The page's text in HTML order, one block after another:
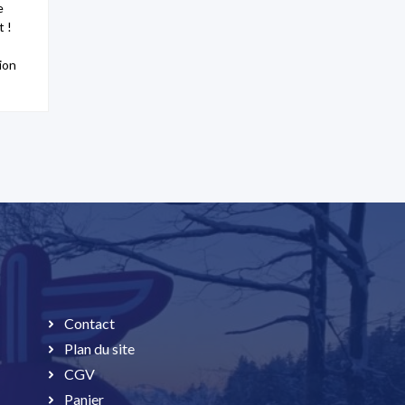
!
Contact
Plan du site
CGV
Panier